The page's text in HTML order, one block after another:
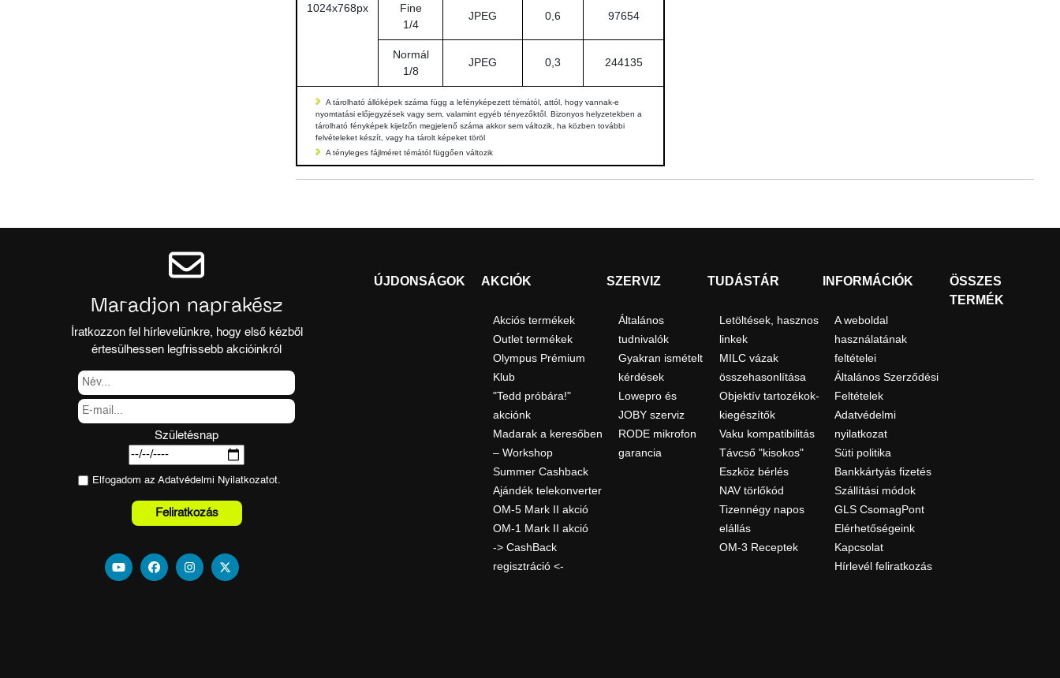
1024x768px
Fine
1/4
JPEG 0,6 97654
Normál
1/8
JPEG 0,3 244135
A tárolható állóképek száma függ a lefényképezett témától, attól, hogy vannak-e
nyomtatási előjegyzések vagy sem, valamint egyéb tényezőktől. Bizonyos helyzetekben a
tárolható fényképek kijelzőn megjelenő száma akkor sem változik, ha közben további
felvételeket készít, vagy ha tárolt képeket töröl
A tényleges fájlméret témától függően változik
Maradjon naprakész
Íratkozzon fel hírlevelünkre, hogy első kézből
értesülhessen legfrissebb akcióinkról
Születésnap
Elfogadom azAdatvédelmi Nyilatkozatot.
Feliratkozás
ÚJDONSÁGOK AKCIÓK
Akciós termékek
Outlet termékek
Olympus Prémium
Klub
"Tedd próbára!"
akciónk
Madarak a keresőben
– Workshop
Summer Cashback
Ajándék telekonverter
OM-5 Mark II akció
OM-1 Mark II akció
-> CashBack
regisztráció <-
SZERVIZ
Általános
tudnivalók
Gyakran ismételt
kérdések
Lowepro és
JOBY szerviz
RODE mikrofon
garancia
TUDÁSTÁR
Letöltések, hasznos
linkek
MILC vázak
összehasonlítása
Objektív tartozékok-
kiegészítők
Vaku kompatibilitás
Távcső "kisokos"
Eszköz bérlés
NAV törlőkód
Tizennégy napos
elállás
OM-3 Receptek
INFORMÁCIÓK
A weboldal
használatának
feltételei
Általános Szerződési
Feltételek
Adatvédelmi
nyilatkozat
Süti politika
Bankkártyás fizetés
Szállítási módok
GLS CsomagPont
Elérhetőségeink
Kapcsolat
Hírlevél feliratkozás
ÖSSZES
TERMÉK